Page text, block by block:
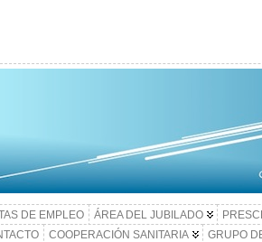
DE EMPLEO ÁREA DEL JUBILADO
COOPERACIÓN SANITARIA GRUPO